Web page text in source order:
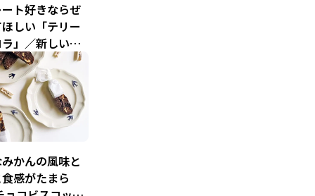
ト好きならぜ
しい「テリー
」／新しいお
方（3）
かんの風味と
感がたまら